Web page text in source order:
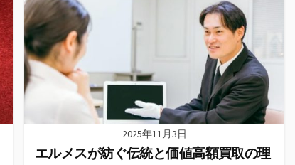
リ
ー
2025年11月3日
エルメスが紡ぐ伝統と価値高額買取の理